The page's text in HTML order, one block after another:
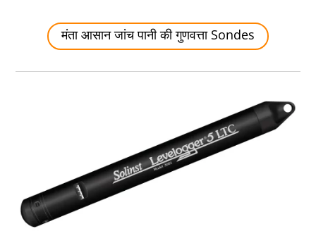
मंता आसान जांच पानी की गुणवत्ता Sondes